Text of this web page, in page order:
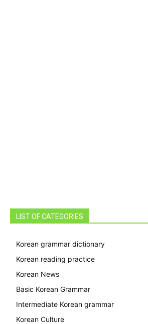
LIST OF CATEGORIES
Korean grammar dictionary
Korean reading practice
Korean News
Basic Korean Grammar
Intermediate Korean grammar
Korean Culture